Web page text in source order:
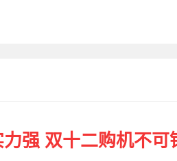
强 双十二购机不